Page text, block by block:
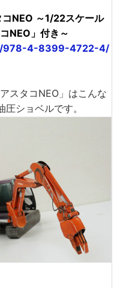
NEO ～1/22スケール
NEO」付き～
978-4-8399-4722-4/
スタコNEO」はこんな
ショベルです。